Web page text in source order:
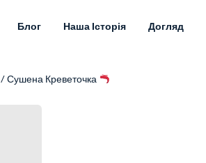
Блог Наша Історія Догляд
/ Сушена Креветочка